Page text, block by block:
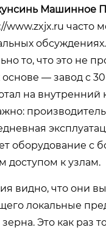
Машинное
www.zxjx.ru часто
обсуждениях.
то, что это не
основе — завод с
на внутренний
оборудование с
доступом к узлам.
видно, что они
локальные
Это как раз